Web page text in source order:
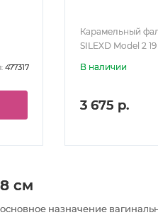
477317
Карамельный
SILEXD Model 2
В наличии
3 675 р.
см
назначение